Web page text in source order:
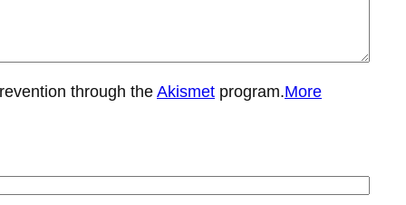
through the Akismet program.More